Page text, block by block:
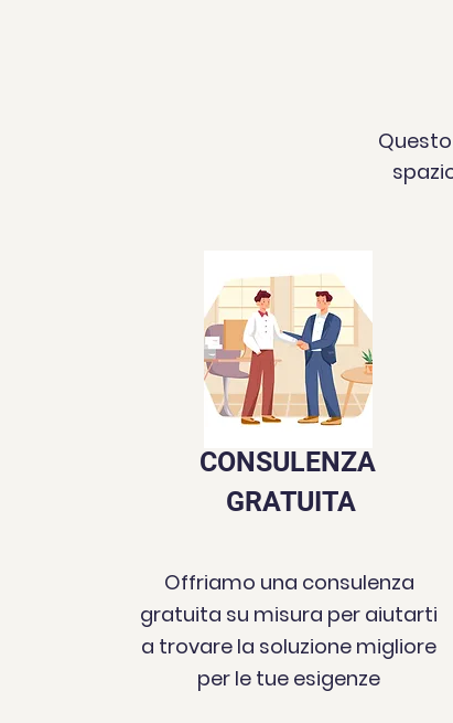
CONSULENZA
GRATUITA
Offriamo una consulenza
gratuita su misura per aiutarti
a trovare la soluzione migliore
per le tue esigenze